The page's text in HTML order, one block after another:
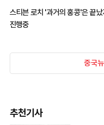
스티븐 로치 '과거의 홍콩'은 끝
진행중
중국
추천기사